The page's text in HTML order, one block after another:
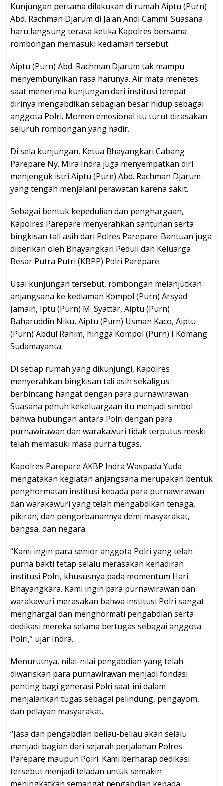
Kunjungan pertama dilakukan di rumah Aiptu (Purn)
Abd. Rachman Djarum di Jalan Andi Cammi. Suasana
haru langsung terasa ketika Kapolres bersama
rombongan memasuki kediaman tersebut.
Aiptu (Purn) Abd. Rachman Djarum tak mampu
menyembunyikan rasa harunya. Air mata menetes
saat menerima kunjungan dari institusi tempat
dirinya mengabdikan sebagian besar hidup sebagai
anggota Polri. Momen emosional itu turut dirasakan
seluruh rombongan yang hadir.
Di sela kunjungan, Ketua Bhayangkari Cabang
Parepare Ny. Mira Indra juga menyempatkan diri
menjenguk istri Aiptu (Purn) Abd. Rachman Djarum
yang tengah menjalani perawatan karena sakit.
Sebagai bentuk kepedulian dan penghargaan,
Kapolres Parepare menyerahkan santunan serta
bingkisan tali asih dari Polres Parepare. Bantuan juga
diberikan oleh Bhayangkari Peduli dan Keluarga
Besar Putra Putri (KBPP) Polri Parepare.
Usai kunjungan tersebut, rombongan melanjutkan
anjangsana ke kediaman Kompol (Purn) Arsyad
Jamain, Iptu (Purn) M. Syattar, Aiptu (Purn)
Baharuddin Niku, Aiptu (Purn) Usman Kaco, Aiptu
(Purn) Abdul Rahim, hingga Kompol (Purn) I Komang
Sudamayanta.
Di setiap rumah yang dikunjungi, Kapolres
menyerahkan bingkisan tali asih sekaligus
berbincang hangat dengan para purnawirawan.
Suasana penuh kekeluargaan itu menjadi simbol
bahwa hubungan antara Polri dengan para
purnawirawan dan warakawuri tidak terputus meski
telah memasuki masa purna tugas.
Kapolres Parepare AKBP Indra Waspada Yuda
mengatakan kegiatan anjangsana merupakan bentuk
penghormatan institusi kepada para purnawirawan
dan warakawuri yang telah mengabdikan tenaga,
pikiran, dan pengorbanannya demi masyarakat,
bangsa, dan negara.
“Kami ingin para senior anggota Polri yang telah
purna bakti tetap selalu merasakan kehadiran
institusi Polri, khususnya pada momentum Hari
Bhayangkara. Kami ingin para purnawirawan dan
warakawuri merasakan bahwa institusi Polri sangat
menghargai dan menghormati pengabdian serta
dedikasi mereka selama bertugas sebagai anggota
Polri,” ujar Indra.
Menurutnya, nilai-nilai pengabdian yang telah
diwariskan para purnawirawan menjadi fondasi
penting bagi generasi Polri saat ini dalam
menjalankan tugas sebagai pelindung, pengayom,
dan pelayan masyarakat.
“Jasa dan pengabdian beliau-beliau akan selalu
menjadi bagian dari sejarah perjalanan Polres
Parepare maupun Polri. Kami berharap dedikasi
tersebut menjadi teladan untuk semakin
meningkatkan semangat pengabdian kepada